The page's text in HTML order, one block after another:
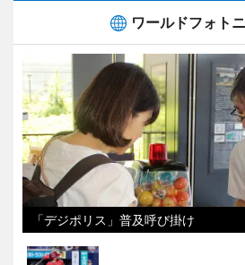
ワールドフォト
「デジポリス」普及呼び掛け